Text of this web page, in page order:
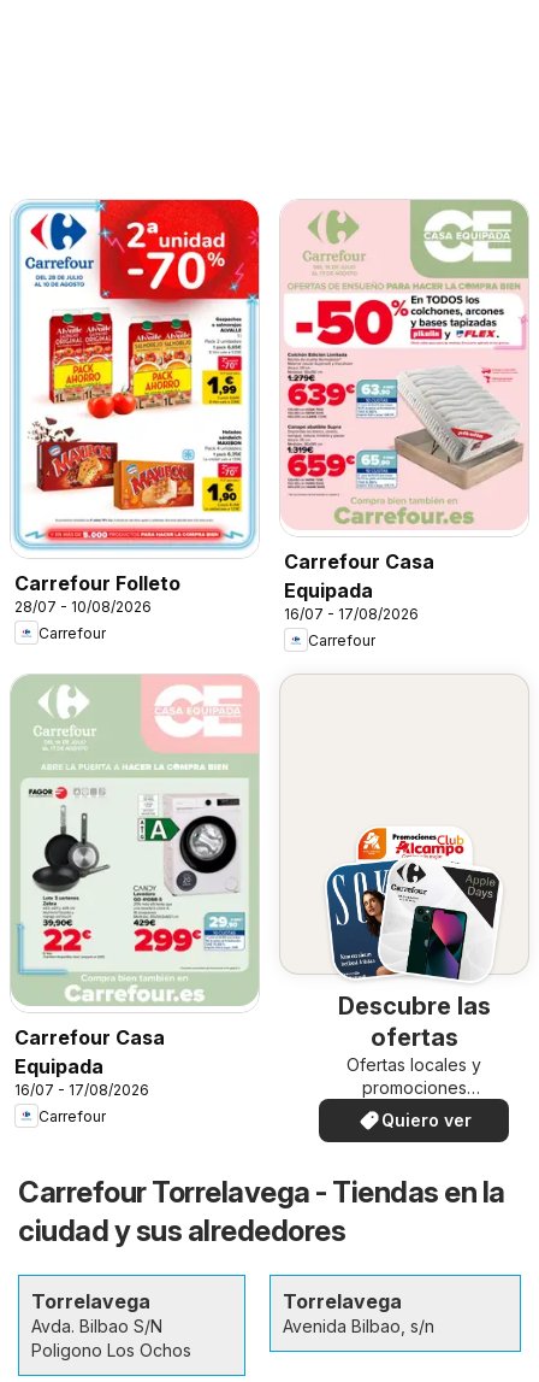
Carrefour Folleto
28/07 - 10/08/2026
Carrefour
Carrefour Casa
Equipada
16/07 - 17/08/2026
Carrefour
Carrefour Casa
Equipada
16/07 - 17/08/2026
Carrefour
Descubre las
ofertas
Ofertas locales y
promociones
especiales.
Quiero ver
Carrefour Torrelavega - Tiendas en la
ciudad y sus alrededores
Torrelavega
Avda. Bilbao S/N
Poligono Los Ochos
Torrelavega
Avenida Bilbao, s/n